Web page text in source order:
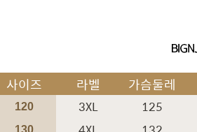
사이즈 라벨 가슴둘레
120 3XL 125
130